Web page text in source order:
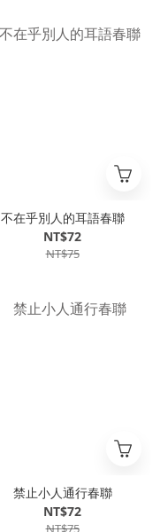
不在乎別人的耳語春聯
NT$72
NT$75
禁止小人通行春聯
NT$72
NT$75